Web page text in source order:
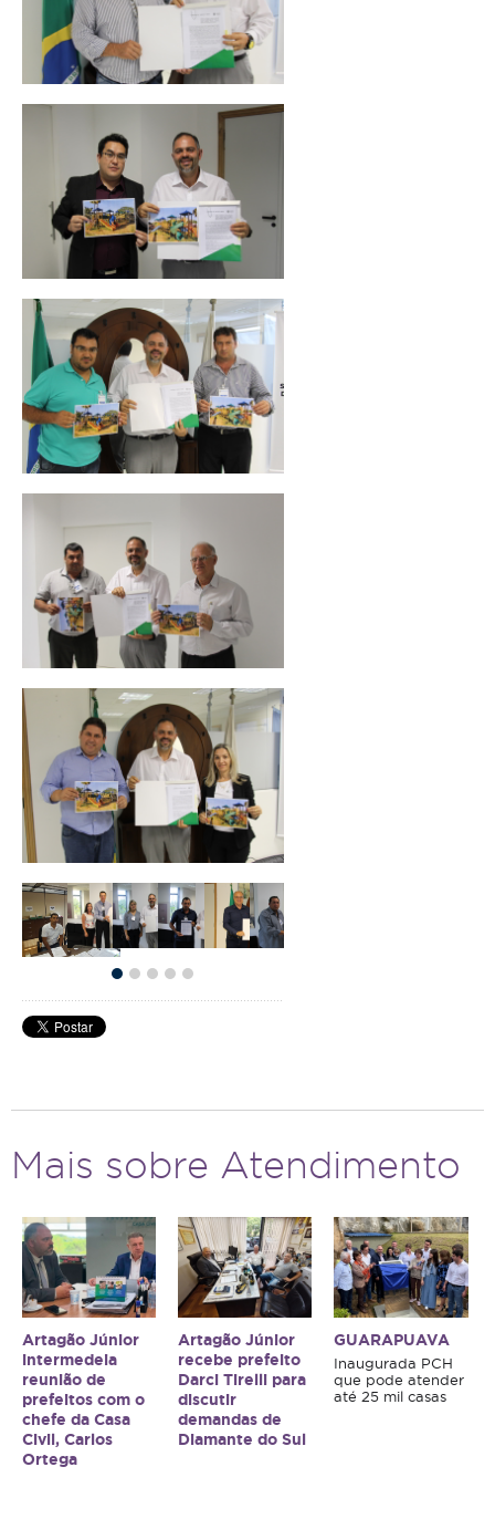
Mais sobre Atendimento
Artagão Júnior
intermedeia
reunião de
prefeitos com o
chefe da Casa
Civil, Carlos
Ortega
Artagão Júnior
recebe prefeito
Darci Tirelli para
discutir
demandas de
Diamante do Sul
GUARAPUAVA
Inaugurada PCH
que pode atender
até 25 mil casas